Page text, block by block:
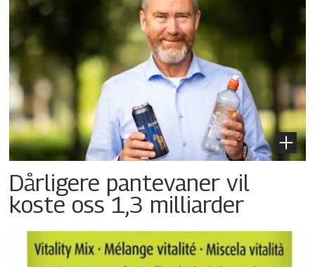
Dårligere pantevaner vil
koste oss 1,3 milliarder